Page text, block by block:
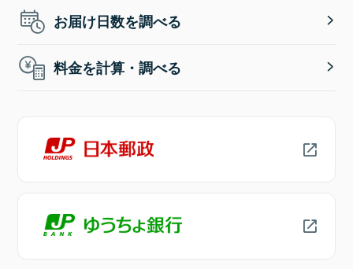
お届け日数を調べる
料金を計算・調べる